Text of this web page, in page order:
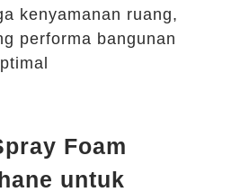
kenyamanan ruang,
performa bangunan
Foam
untuk